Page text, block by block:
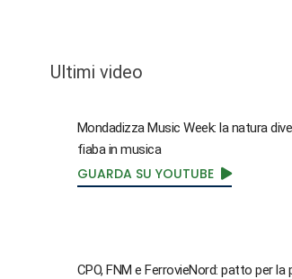
Ultimi video
Mondadizza Music Week: la natura
fiaba in musica
GUARDA SU YOUTUBE
CPO, FNM e FerrovieNord: patto per la